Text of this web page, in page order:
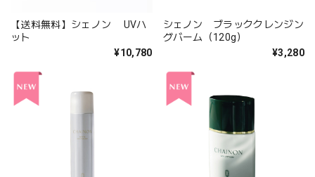
【送料無料】シェノン UVハ
ット
¥10,780
シェノン ブラッククレンジン
グバーム（120g）
¥3,280